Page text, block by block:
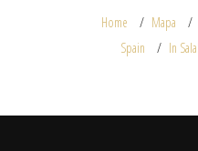
Home Mapa
Spain
In